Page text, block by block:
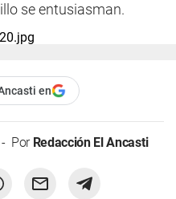
se entusiasman.
en
Por Redacción El Ancasti